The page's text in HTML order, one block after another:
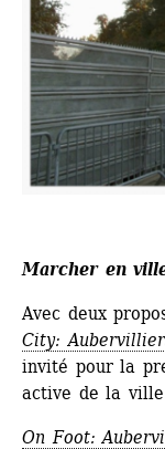
Marcher en
Avec deux
City:
invité pour la
active de la ville
On Foot: